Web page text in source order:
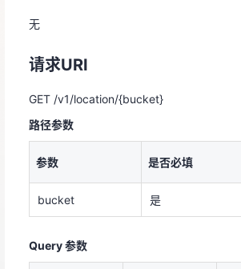
免费活动
免费试用中心
请求URI
GET /v1/location/{bucket}
路径参数
参数
bucket 是
Query 参数
无
请求URI
GET /v1/location/{bucket}
路径参数
参数 是否必填
bucket 是
Query 参数